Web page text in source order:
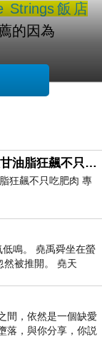
Strings飯店
的因為
在
啦ＱＱ
Hotel
健康網》別怪錯！ 三酸甘油脂狂飆不只吃肥肉 專家點名1物更該戒
狂飆不只吃肥肉 專
breakingnews/
鳴。 堯禹舜坐在螢
然被推開。 堯天
間，依然是一個缺愛
落，與你分享，你説